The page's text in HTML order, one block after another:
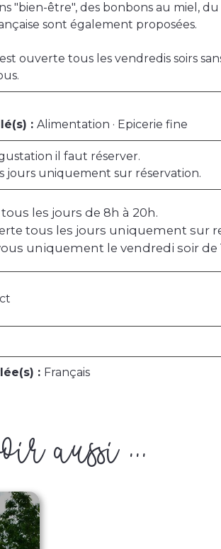
"bien-être", des bonbons au miel,
sont également proposées.
ouverte tous les vendredis soirs
: Alimentation · Epicerie fine
il faut réserver.
jours uniquement sur réservation.
les jours de 8h à 20h.
tous les jours uniquement sur
uniquement le vendredi soir de
: Français
aussi ...